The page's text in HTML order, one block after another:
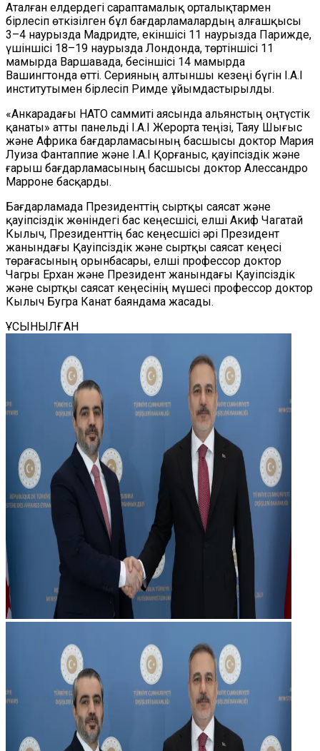
Аталған елдердегі сараптамалық орталықтармен
бірлесіп өткізілген бұл бағдарламалардың алғашқысы
3–4 наурызда Мадридте, екіншісі 11 наурызда Парижде,
үшіншісі 18–19 наурызда Лондонда, төртіншісі 11
мамырда Варшавада, бесіншісі 14 мамырда
Вашингтонда өтті. Серияның алтыншы кезеңі бүгін I.A.I
институтымен бірлесіп Римде ұйымдастырылды.
«Анкарадағы НАТО саммиті аясында альянстың оңтүстік
қанаты» атты панельді I.A.I Жерорта теңізі, Таяу Шығыс
және Африка бағдарламасының басшысы доктор Мария
Луиза Фантаппие және I.A.I Қорғаныс, қауіпсіздік және
ғарыш бағдарламасының басшысы доктор Алессандро
Марроне басқарды.
Бағдарламада Президенттің сыртқы саясат және
қауіпсіздік жөніндегі бас кеңесшісі, елші Акиф Чагатай
Кылыч, Президенттің бас кеңесшісі әрі Президент
жанындағы Қауіпсіздік және сыртқы саясат кеңесі
төрағасының орынбасары, елші профессор доктор
Чагры Ерхан және Президент жанындағы Қауіпсіздік
және сыртқы саясат кеңесінің мүшесі профессор доктор
Кылыч Бугра Канат баяндама жасады.
ҰСЫНЫЛҒАН